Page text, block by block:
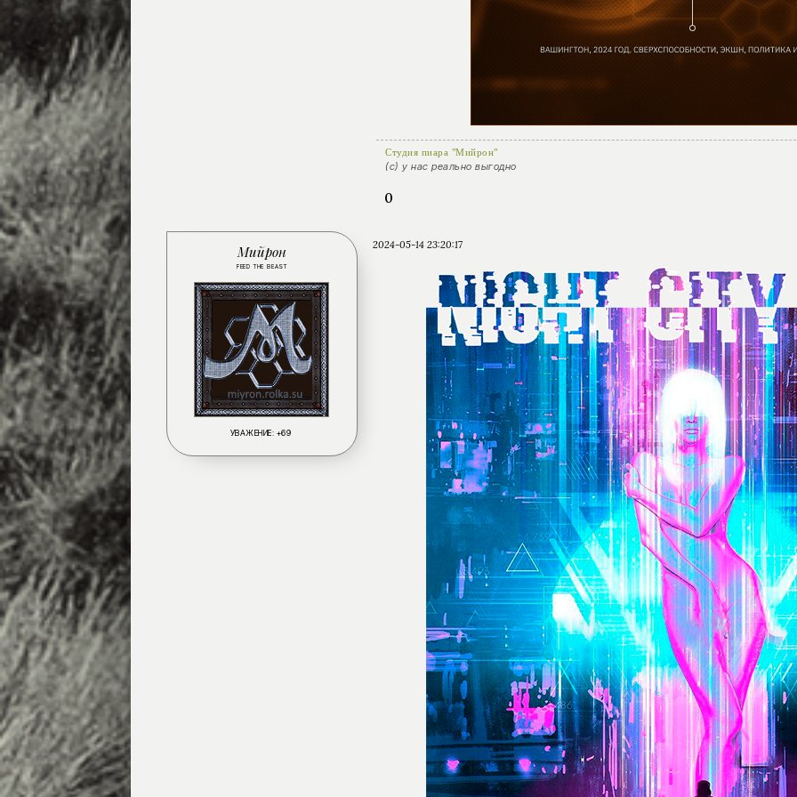
Студия пиара "Мийрон"
(с) у нас реально выгодно
0
2024-05-14 23:20:17
Мийрон
FEED THE BEAST
УВАЖЕНИЕ: +69